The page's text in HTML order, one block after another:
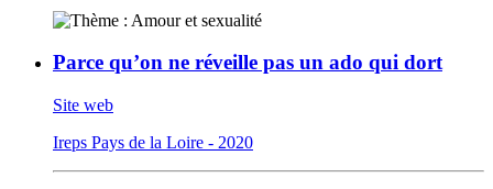
Parce qu’on ne réveille pas un ado qui dort
Site web
Ireps Pays de la Loire - 2020